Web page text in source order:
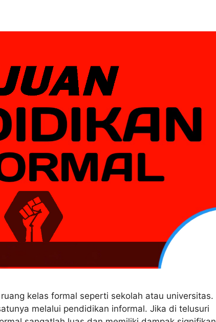
kelas formal seperti sekolah atau universitas.
melalui pendidikan informal. Jika di telusuri